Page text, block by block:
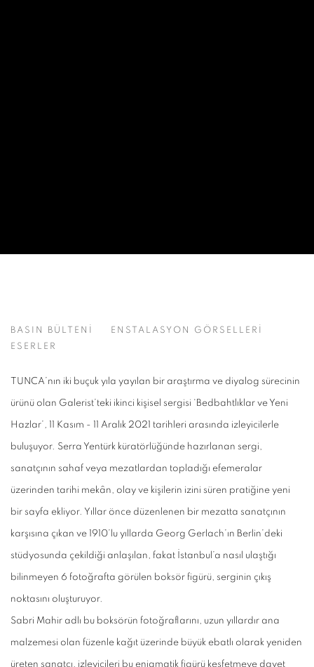
TUNCA
BASIN BÜLTENİ
ENSTALASYON GÖRSELLERİ
ESERLER
TUNCA’nın iki buçuk yıla yayılan bir araştırma ve diyalog sürecinin
ürünü olan Galerist’teki ikinci kişisel sergisi ‘Bedbahtlıklar ve Yeni
Hazlar’ 11 Kasım - 11 Aralık 2021 tarihleri arasında izleyicilerle
buluşuyor. Serra Yentürk küratörlüğünde hazırlanan sergi,
sanatçının sahaf veya mezatlardan topladığı efemeralar
üzerinden tarihi mekân, olay ve kişilerin izini süren pratiğine yeni
bir sayfa ekliyor. Yıllar önce düzenlenen bir mezatta sanatçının
karşısına çıkan ve 1910’lu yıllarda Georg Gerlach’ın Berlin’deki
stüdyosunda çekildiği anlaşılan, fakat İstanbul’a nasıl ulaştığı
bilinmeyen 6 fotoğrafta görülen boksör figürü, serginin çıkış
noktasını oluşturuyor.
Sabri Mahir adlı bu boksörün fotoğraflarını, uzun yıllardır ana
malzemesi olan füzenle kağıt üzerinde büyük ebatlı olarak yeniden
üreten sanatçı, izleyicileri bu enigmatik figürü keşfetmeye davet